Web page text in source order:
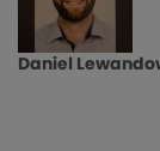
Daniel